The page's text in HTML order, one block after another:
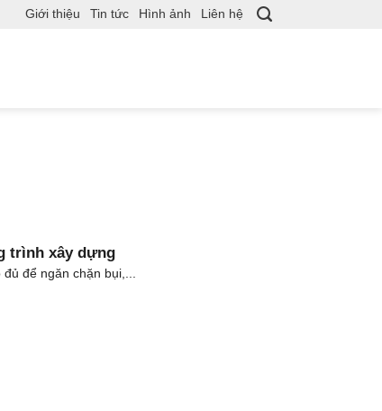
Giới thiệu Tin tức Hình ảnh Liên hệ
trình xây dựng
để ngăn chặn bụi,...